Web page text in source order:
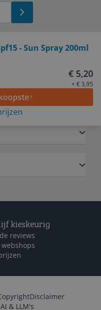
- Sun Spray 200ml
€ 5,20
+ € 3,95
kieskeurig
reviews
Disclaimer
& LLM's